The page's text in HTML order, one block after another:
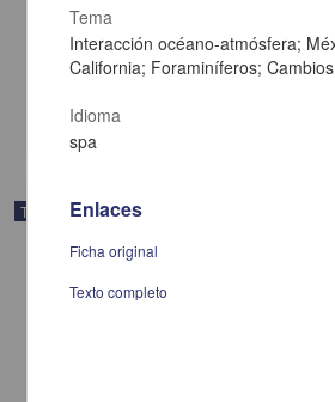
Río Baluarte, Sinaloa, México
Hernández Ángeles, Jacqueline
Biología y Química
Trabajo de grado
Tema
Interacción océano-atmósfera;
California; Foraminíferos;
Idioma
spa
Enlaces
Ficha original
Texto completo